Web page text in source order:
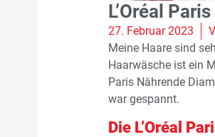
L’Oréal
27. Februar 2023
Meine Haare sind
Haarwäsche ist ein
Paris Nährende
war gespannt.
Die L’Oréal